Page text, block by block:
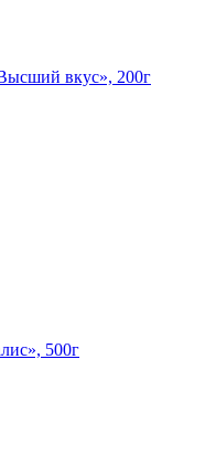
вкус», 200г
500г